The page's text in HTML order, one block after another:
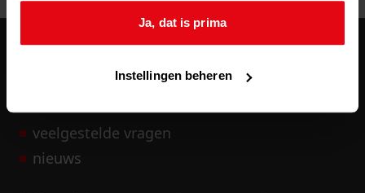
Ja, dat is prima
Instellingen beheren
veelgestelde vragen
nieuws